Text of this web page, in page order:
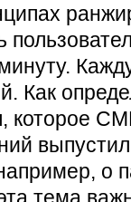
Как
которое
о
тема